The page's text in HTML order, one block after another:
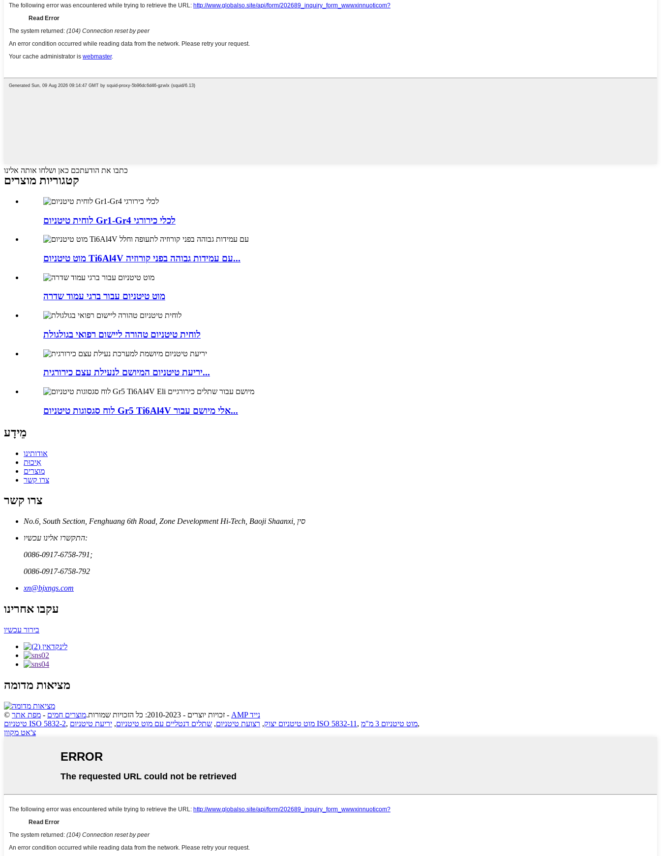
כתבו את הודעתכם כאן ושלחו אותה אלינו
קטגוריות מוצרים
לוחית טיטניום Gr1-Gr4 לכלי כירורגי
מוט טיטניום Ti6Al4V עם עמידות גבוהה בפני קורוזיה...
מוט טיטניום עבור ברגי עמוד שדרה
לוחית טיטניום טהורה ליישום רפואי בגולגולת
יריעת טיטניום המיושם לנעילת עצם כירורגית...
לוח סגסוגות טיטניום Gr5 Ti6Al4V אלי מיושם עבור...
מֵידָע
אודותינו
אֵיכוּת
מוצרים
צרו קשר
צרו קשר
No.6, South Section, Fenghuang 6th Road, Zone Development Hi-Tech, Baoji Shaanxi, סין
התקשרו אלינו עכשיו:
0086-0917-6758-791;
0086-0917-6758-792
xn@bjxngs.com
עקבו אחרינו
בירור עכשיו
מציאות מדומה
© זכויות יוצרים - 2010-2023: כל הזכויות שמורות. מוצרים חמים - מפת אתר -
AMP נייד
טיטניום ISO 5832-2, מוט טיטניום יצוק, רצועת טיטניום, שתלים דנטליים עם מוט טיטניום, יריעת טיטניום ISO 5832-11 , מוט טיטניום 3 מ"מ,
צ'אט מקוון